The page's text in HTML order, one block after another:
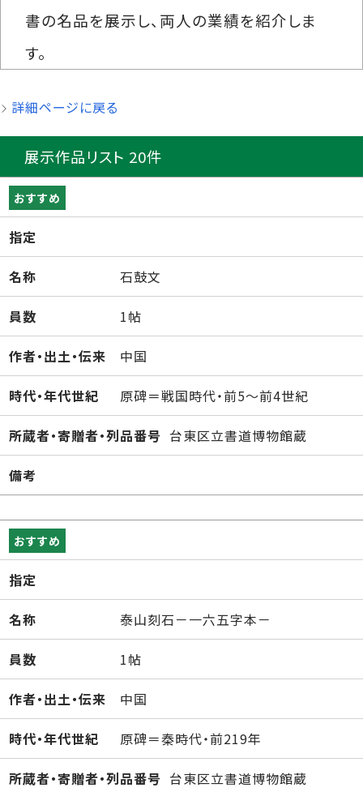
書の名品を展示し、両人の業績を紹介しま
す。
詳細ページに戻る
展示作品リスト 20件
おすすめ
指定
名称 石鼓文
員数 1帖
作者・出土・伝来 中国
時代・年代世紀 原碑＝戦国時代・前5～前4世紀
所蔵者・寄贈者・列品番号 台東区立書道博物館蔵
備考
おすすめ
指定
名称 泰山刻石－一六五字本－
員数 1帖
作者・出土・伝来 中国
時代・年代世紀 原碑＝秦時代・前219年
所蔵者・寄贈者・列品番号 台東区立書道博物館蔵